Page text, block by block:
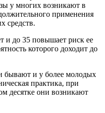
у многих возникают в
применения
средств.
и до 35 повышает риск ее
которого доходит до
бывают и у более молодых
практика, при
десятке они возникают